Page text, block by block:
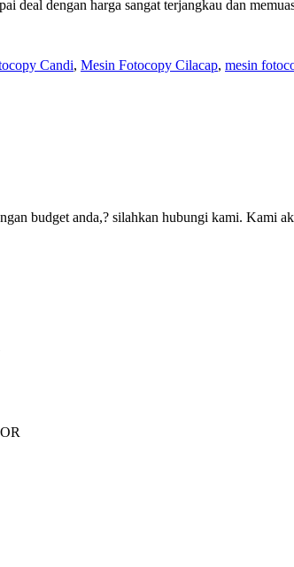
deal dengan harga sangat terjangkau dan
Candi, Mesin Fotocopy Cilacap, mesin
budget anda,? silahkan hubungi kami. Kami